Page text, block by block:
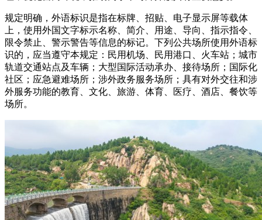
规定明确，外语标识是指在标牌、招贴、电子显示屏等载体
上，使用外国文字标示名称、简介、用途、导向、指示指令、
限令禁止、警示警告等信息的标记。下列公共场所使用外语标
识的，应当遵守本规定：民用机场、民用港口、火车站；城市
轨道交通站点及车辆；大型国际活动承办、接待场所；国际化
社区；应急避难场所；涉外政务服务场所；具有对外交往和涉
外服务功能的教育、文化、旅游、体育、医疗、酒店、餐饮等
场所。